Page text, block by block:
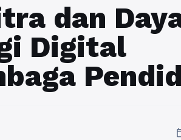
dan
Digital